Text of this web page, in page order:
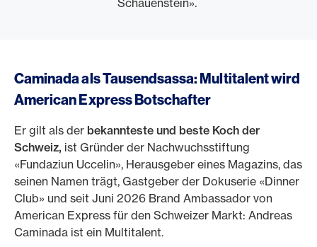
Schauenstein».
Caminada als Tausendsassa: Multitalent wird
American Express Botschafter
Er gilt als der bekannteste und beste Koch der
Schweiz, ist Gründer der Nachwuchsstiftung
«Fundaziun Uccelin», Herausgeber eines Magazins, das
seinen Namen trägt, Gastgeber der Dokuserie «Dinner
Club» und seit Juni 2026 Brand Ambassador von
American Express für den Schweizer Markt: Andreas
Caminada ist ein Multitalent.